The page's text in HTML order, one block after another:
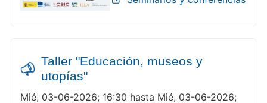
Taller "Educación, museos y
utopías"
Mié, 03-06-2026; 16:30 hasta Mié, 03-06-2026;